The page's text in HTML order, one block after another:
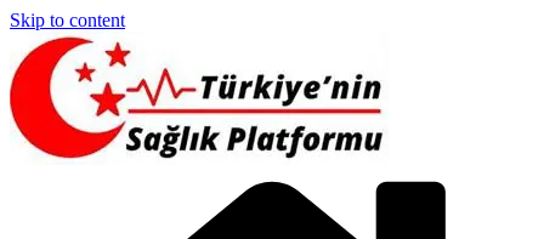
Skip to content